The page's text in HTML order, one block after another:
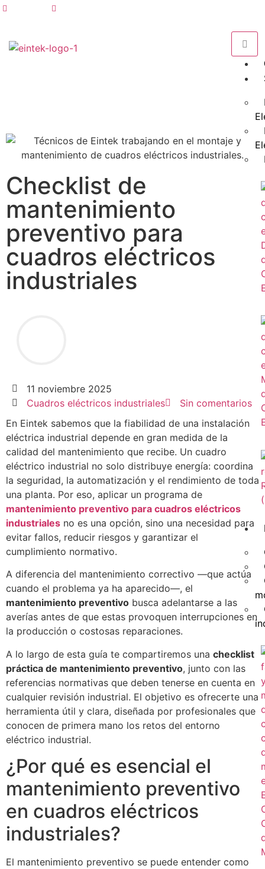
Checklist de
mantenimiento
preventivo para
cuadros eléctricos
industriales
11 noviembre 2025
Cuadros eléctricos industriales
Sin comentarios
En Eintek sabemos que la fiabilidad de una instalación
eléctrica industrial depende en gran medida de la
calidad del mantenimiento que recibe. Un cuadro
eléctrico industrial no solo distribuye energía: coordina
la seguridad, la automatización y el rendimiento de toda
una planta. Por eso, aplicar un programa de
mantenimiento preventivo para cuadros eléctricos
industriales no es una opción, sino una necesidad para
evitar fallos, reducir riesgos y garantizar el
cumplimiento normativo.
A diferencia del mantenimiento correctivo —que actúa
cuando el problema ya ha aparecido—, el
mantenimiento preventivo busca adelantarse a las
averías antes de que estas provoquen interrupciones en
la producción o costosas reparaciones.
A lo largo de esta guía te compartiremos una checklist
práctica de mantenimiento preventivo, junto con las
referencias normativas que deben tenerse en cuenta en
cualquier revisión industrial. El objetivo es ofrecerte una
herramienta útil y clara, diseñada por profesionales que
conocen de primera mano los retos del entorno
eléctrico industrial.
¿Por qué es esencial el
mantenimiento preventivo
en cuadros eléctricos
industriales?
El mantenimiento preventivo se puede entender como